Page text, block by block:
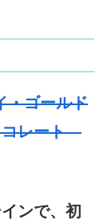
ゴールド
コレート
ンで、初